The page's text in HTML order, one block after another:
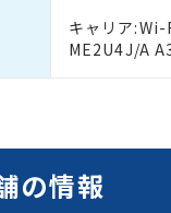
キャリア
ME2U4J/A
の情報